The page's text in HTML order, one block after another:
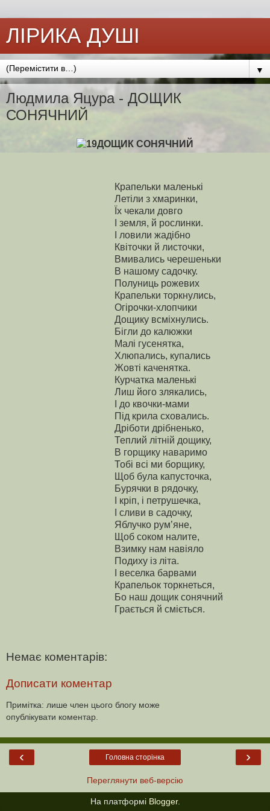
ЛІРИКА ДУШІ
▼
Людмила Яцура - ДОЩИК
СОНЯЧНИЙ
ДОЩИК СОНЯЧНИЙ
Крапельки маленькі
Летіли з хмаринки,
Їх чекали довго
І земля, й рослинки.
І ловили жадібно
Квіточки й листочки,
Вмивались черешеньки
В нашому садочку.
Полуниць рожевих
Крапельки торкнулись,
Огірочки-хлопчики
Дощику всміхнулись.
Бігли до калюжки
Малі гусенятка,
Хлюпались, купались
Жовті каченятка.
Курчатка маленькі
Лиш його злякались,
І до квочки-мами
Під крила сховались.
Дріботи дрібненько,
Теплий літній дощику,
В горщику наваримо
Тобі всі ми борщику,
Щоб була капусточка,
Бурячки в рядочку,
І кріп, і петрушечка,
І сливи в садочку,
Яблучко рум’яне,
Щоб соком налите,
Взимку нам навіяло
Подиху із літа.
І веселка барвами
Крапельок торкнеться,
Бо наш дощик сонячний
Грається й сміється.
Немає коментарів:
Дописати коментар
Примітка: лише член цього блогу може
опублікувати коментар.
‹ ›
Головна сторінка
Переглянути веб-версію
На платформі Blogger.